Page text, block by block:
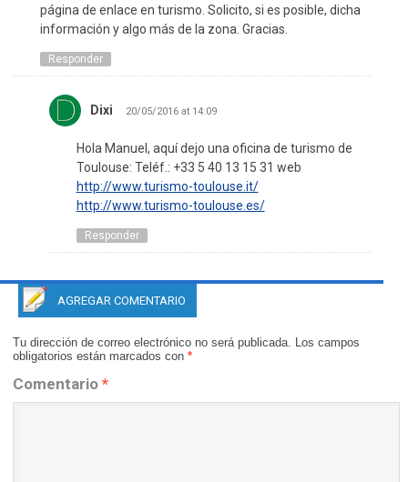
página de enlace en turismo. Solicito, si es posible, dicha
información y algo más de la zona. Gracias.
Responder
Dixi 20/05/2016 at 14:09
Hola Manuel, aquí dejo una oficina de turismo de
Toulouse: Teléf.: +33 5 40 13 15 31 web
http://www.turismo-toulouse.it/
http://www.turismo-toulouse.es/
Responder
AGREGAR COMENTARIO
Tu dirección de correo electrónico no será publicada. Los campos
obligatorios están marcados con *
Comentario *